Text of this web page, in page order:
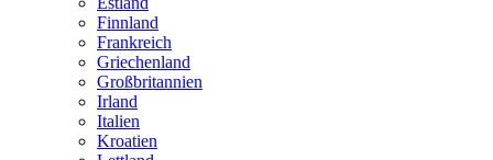
Finnland
Frankreich
Griechenland
Großbritannien
Irland
Italien
Kroatien